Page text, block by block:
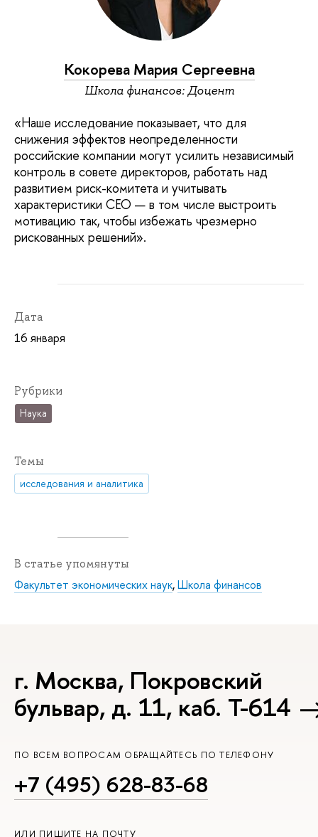
Кокорева Мария Сергеевна
Школа финансов: Доцент
«Наше исследование показывает, что для
снижения эффектов неопределенности
российские компании могут усилить независимый
контроль в совете директоров, работать над
развитием риск-комитета и учитывать
характеристики CEO — в том числе выстроить
мотивацию так, чтобы избежать чрезмерно
рискованных решений».
Дата
16 января
Рубрики
Наука
Темы
исследования и аналитика
В статье упомянуты
Факультет экономических наук,Школа финансов
г. Москва, Покровский
бульвар, д. 11, каб. Т-614
ПО ВСЕМ ВОПРОСАМ ОБРАЩАЙТЕСЬ ПО ТЕЛЕФОНУ
+7 (495) 628-83-68
ИЛИ ПИШИТЕ НА ПОЧТУ